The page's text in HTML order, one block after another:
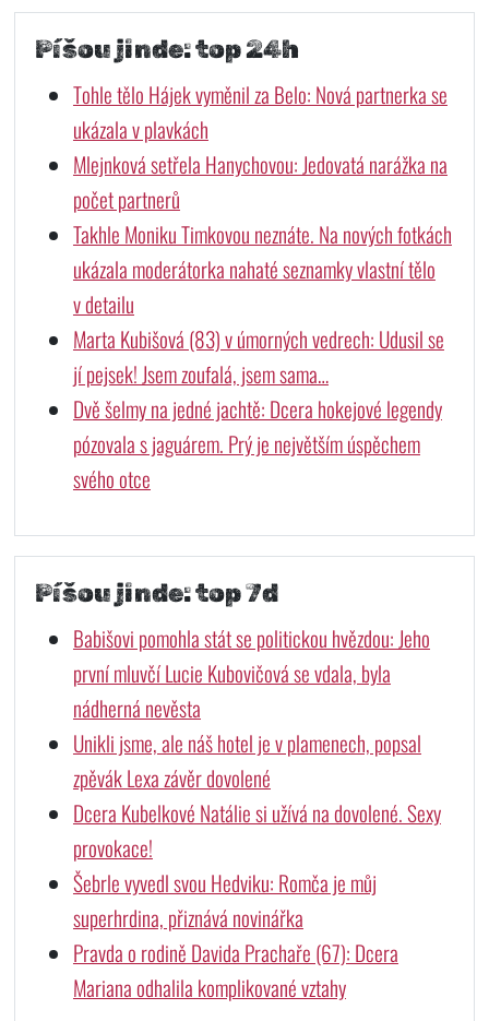
Píšou jinde: top 24h
Tohle tělo Hájek vyměnil za Belo: Nová partnerka se
ukázala v plavkách
Mlejnková setřela Hanychovou: Jedovatá narážka na
počet partnerů
Takhle Moniku Timkovou neznáte. Na nových fotkách
ukázala moderátorka nahaté seznamky vlastní tělo
v detailu
Marta Kubišová (83) v úmorných vedrech: Udusil se
jí pejsek! Jsem zoufalá, jsem sama…
Dvě šelmy na jedné jachtě: Dcera hokejové legendy
pózovala s jaguárem. Prý je největším úspěchem
svého otce
Píšou jinde: top 7d
Babišovi pomohla stát se politickou hvězdou: Jeho
první mluvčí Lucie Kubovičová se vdala, byla
nádherná nevěsta
Unikli jsme, ale náš hotel je v plamenech, popsal
zpěvák Lexa závěr dovolené
Dcera Kubelkové Natálie si užívá na dovolené. Sexy
provokace!
Šebrle vyvedl svou Hedviku: Romča je můj
superhrdina, přiznává novinářka
Pravda o rodině Davida Prachaře (67): Dcera
Mariana odhalila komplikované vztahy